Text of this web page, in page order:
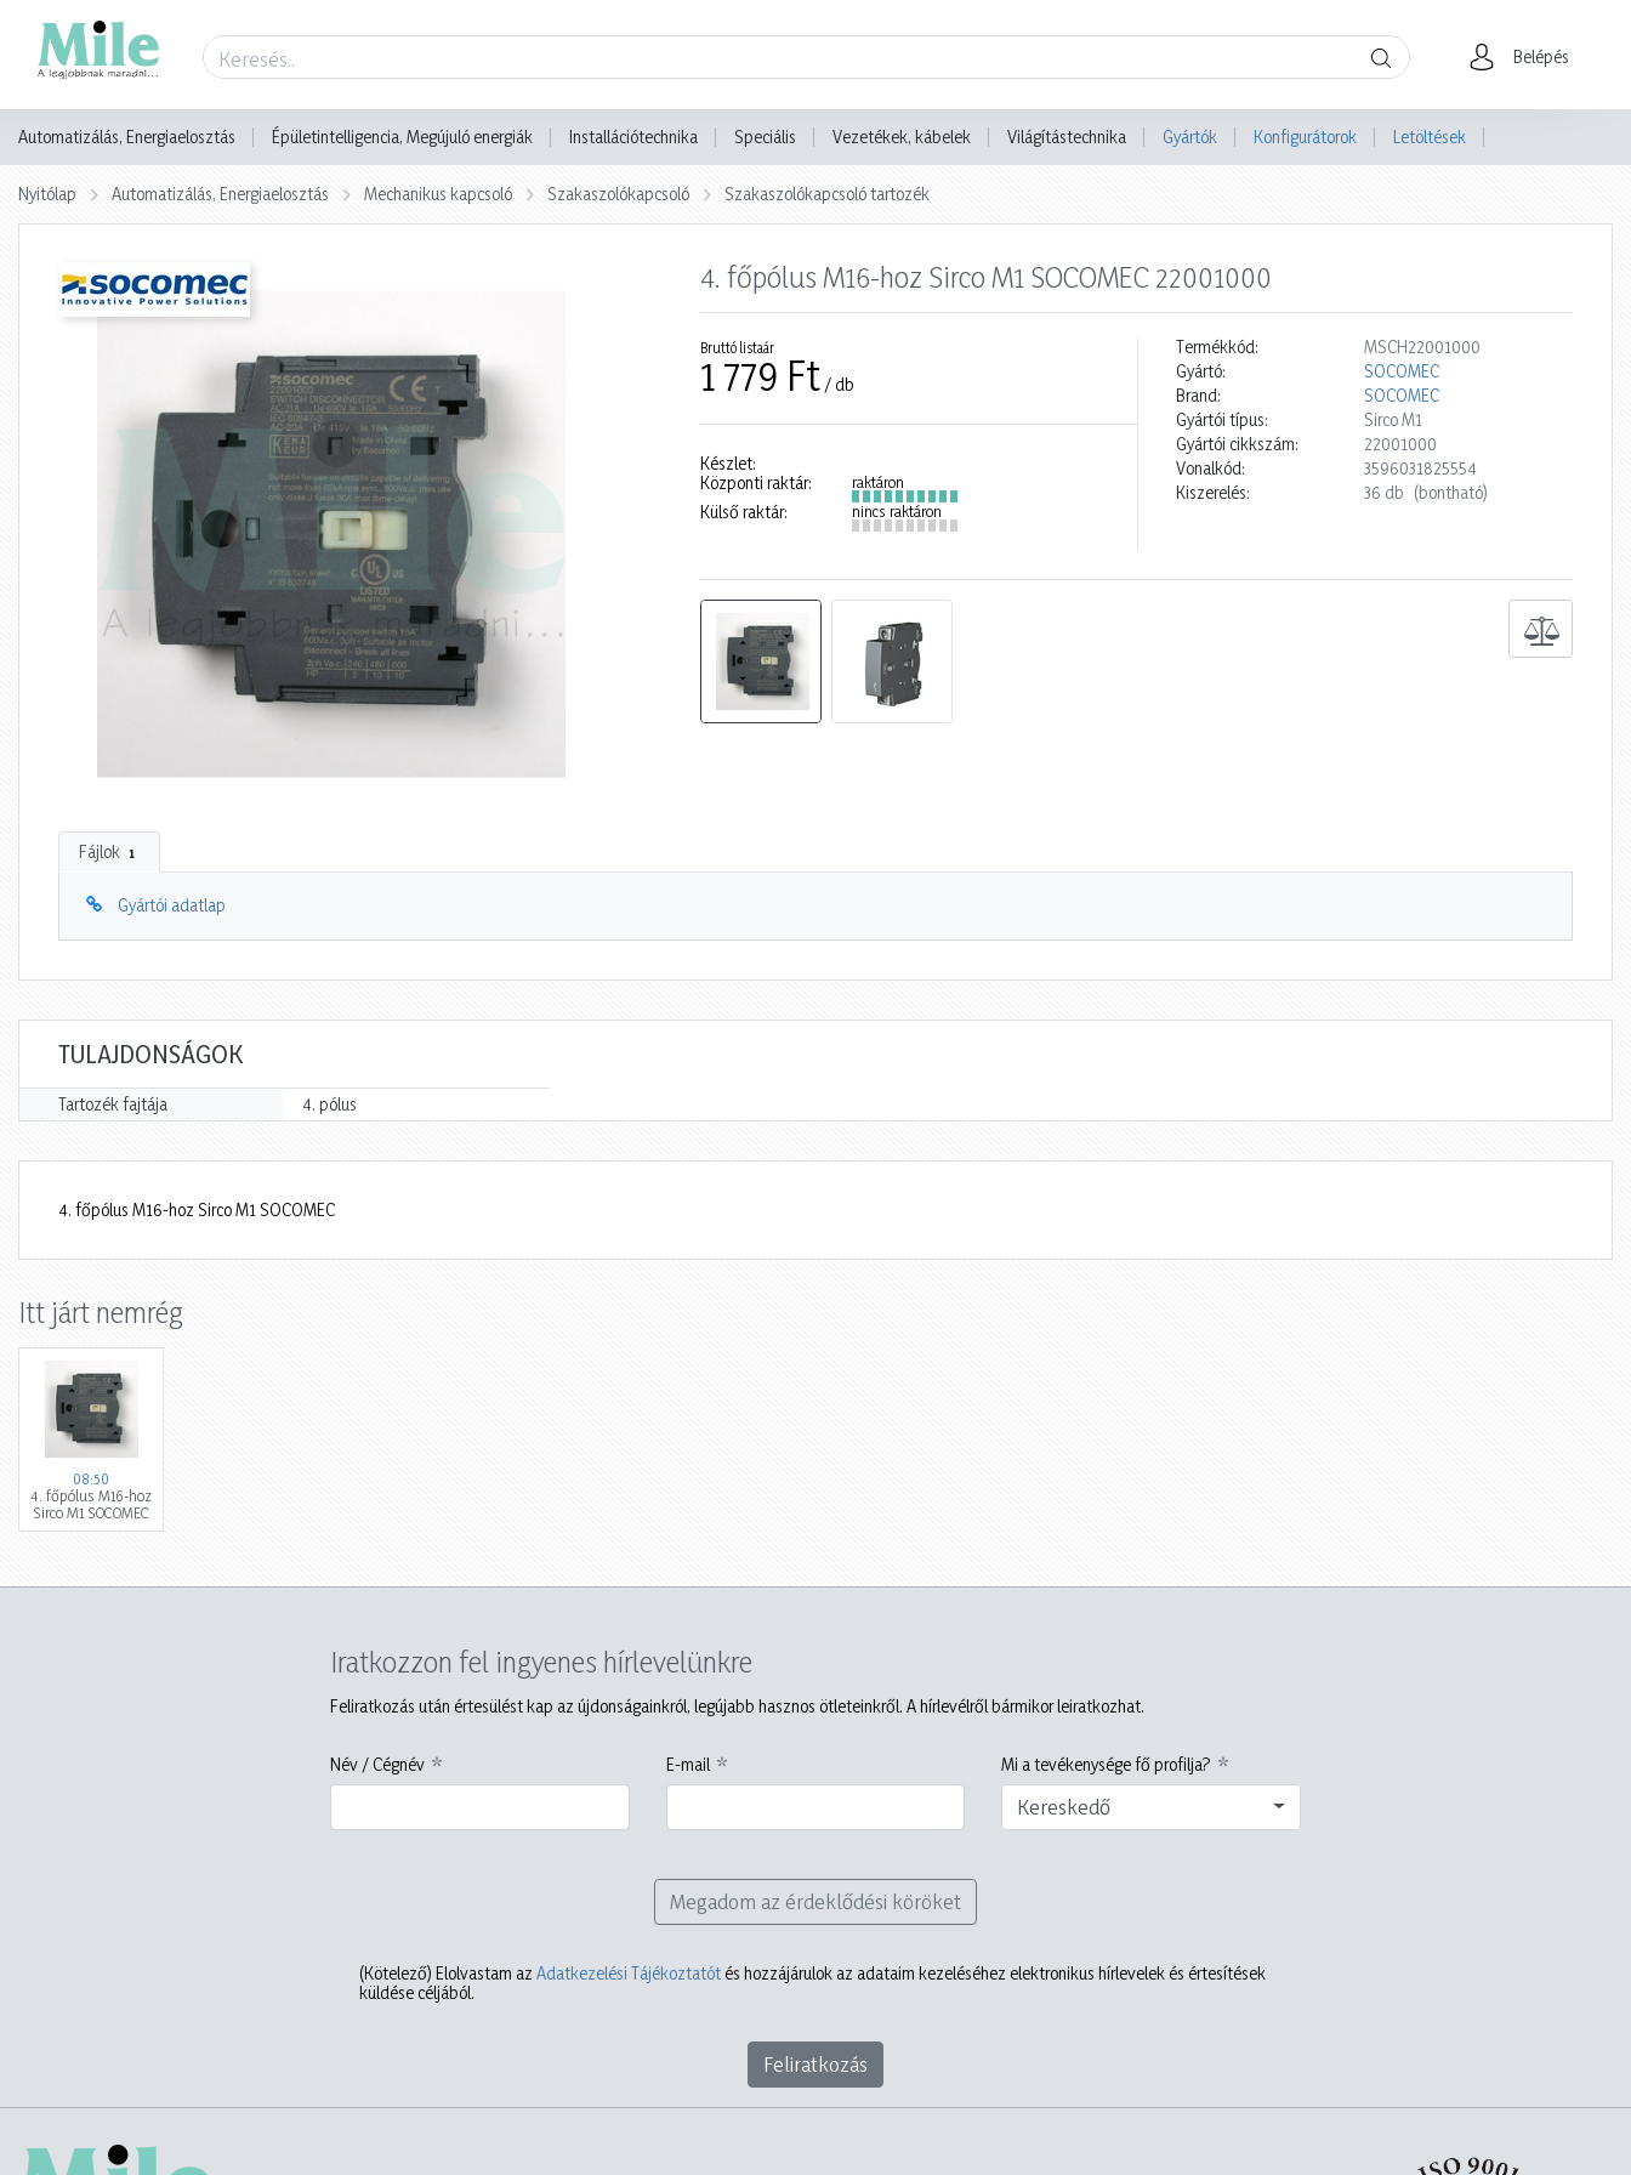
Belépés
Automatizálás, Energiaelosztás Épületintelligencia, Megújuló energiák Installációtechnika Speciális Vezetékek, kábelek Világítástechnika Gyártók Konfigurátorok Letöltések
Nyitólap Automatizálás, Energiaelosztás Mechanikus kapcsoló Szakaszolókapcsoló Szakaszolókapcsoló tartozék
4. főpólus M16-hoz Sirco M1 SOCOMEC 22001000
Bruttó listaár
1 779 Ft / db
Készlet:
Központi raktár:
raktáron
Külső raktár: nincs raktáron
Termékkód:
MSCH22001000
Gyártó:
SOCOMEC
Brand:
SOCOMEC
Gyártói típus:
Sirco M1
Gyártói cikkszám:
22001000
Vonalkód:
3596031825554
Kiszerelés:
36 db (bontható)
Fájlok 1
Gyártói adatlap
TULAJDONSÁGOK
Tartozék fajtája 4. pólus
4. főpólus M16-hoz Sirco M1 SOCOMEC
Itt járt nemrég
08:50
4. főpólus M16-hoz
Sirco M1 SOCOMEC
Iratkozzon fel ingyenes hírlevelünkre
Feliratkozás után értesülést kap az újdonságainkról, legújabb hasznos ötleteinkről. A hírlevélről bármikor leiratkozhat.
Név / Cégnév E-mail Mi a tevékenysége fő profilja?
Kereskedő
Megadom az érdeklődési köröket
(Kötelező) Elolvastam az Adatkezelési Tájékoztatót és hozzájárulok az adataim kezeléséhez elektronikus hírlevelek és értesítések
küldése céljából.
Feliratkozás
Termék adatlap